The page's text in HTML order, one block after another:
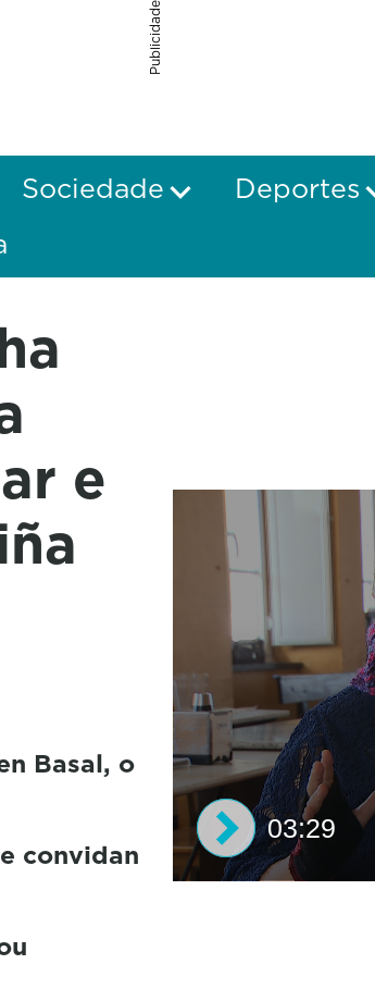
Publicidade
Sociedade Deportes
e
Basal, o
convidan
03:29